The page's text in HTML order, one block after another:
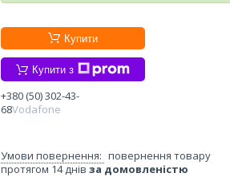
Купити
Купити з
+380 (50) 302-43-
68Vodafone
повернення товару
протягом 14 днів за домовленістю